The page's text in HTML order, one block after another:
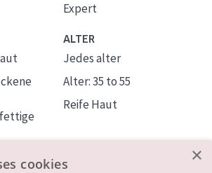
Expert
ALTER
Jedes alter
Alter: 35 to 55
Reife Haut
×
cookies